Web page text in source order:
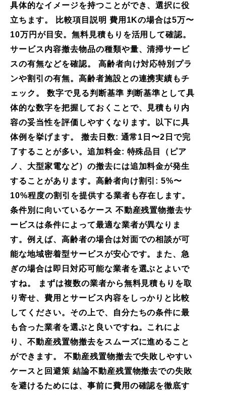
具体的なイメージを持つことができ、選択に役
立ちます。 比較項目説明 費用1Kの場合は5万〜
10万円が目安。無料見積もりを活用して確認。
サービス内容撤去物品の種類や量、清掃サービ
スの有無などを確認。 高齢者向け対応特別プラ
ンや割引の有無。高齢者施設との連携実績もチ
ェック。 数字で見る判断基準 判断基準として具
体的な数字を把握しておくことで、見積もり内
容の妥当性を評価しやすくなります。以下に具
体例を挙げます。 撤去日数: 通常1日〜2日で完
了することが多い。追加料金: 特殊品目（ピア
ノ、大型家電など）の撤去には追加料金が発生
することがあります。高齢者向け割引: 5%〜
10%程度の割引を提供する業者も存在します。
条件別に向いているケース 不動産残置物撤去サ
ービスは条件によって最適な業者が異なりま
す。例えば、高齢者の場合は対面での相談が可
能な地域密着型サービスが安心です。また、急
ぎの場合は即日対応可能な業者を選ぶとよいで
すね。 まずは複数の業者から無料見積もりを取
り寄せ、費用とサービス内容をしっかりと比較
してください。その上で、自分たちの条件に最
も合った業者を選ぶと良いですね。これによ
り、不動産残置物撤去をスムーズに進めること
ができます。 不動産残置物撤去で失敗しやすい
ケースと回避策 結論不動産残置物撤去での失敗
を避けるためには、事前に費用の確認を徹底す